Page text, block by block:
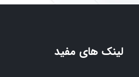
لینک های مفید